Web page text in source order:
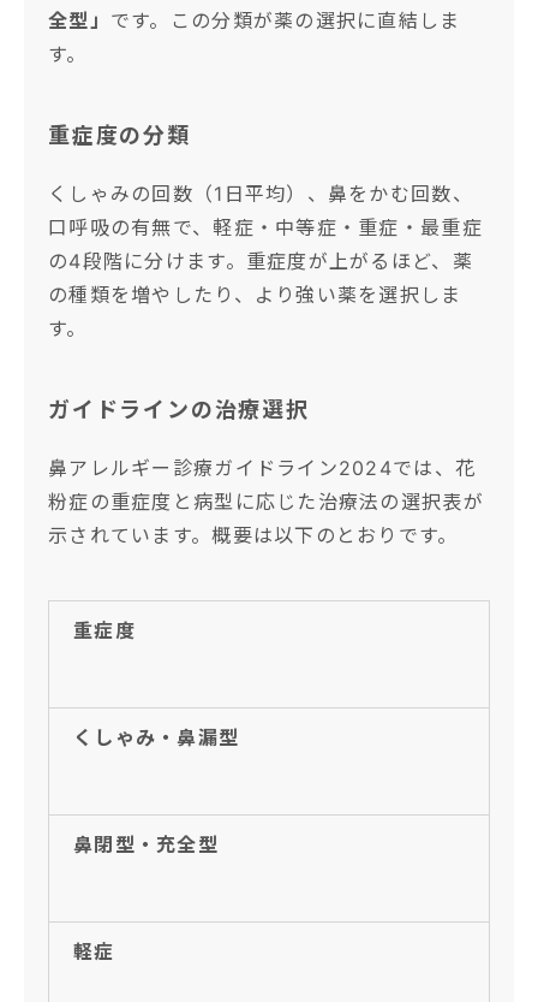
全型」 です。この分類が薬の選択に直結しま
す。
重症度の分類
くしゃみの回数（1日平均）、鼻をかむ回数、
口呼吸の有無で、軽症・中等症・重症・最重症
の4段階に分けます。重症度が上がるほど、薬
の種類を増やしたり、より強い薬を選択しま
す。
ガイドラインの治療選択
鼻アレルギー診療ガイドライン2024では、花
粉症の重症度と病型に応じた治療法の選択表が
示されています。概要は以下のとおりです。
重症度
くしゃみ・鼻漏型
鼻閉型・充全型
軽症